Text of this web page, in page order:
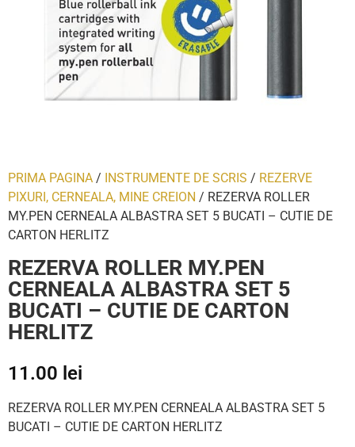
PRIMA PAGINA / INSTRUMENTE DE SCRIS / REZERVE
PIXURI, CERNEALA, MINE CREION / REZERVA ROLLER
MY.PEN CERNEALA ALBASTRA SET 5 BUCATI – CUTIE DE
CARTON HERLITZ
REZERVA ROLLER MY.PEN
CERNEALA ALBASTRA SET 5
BUCATI – CUTIE DE CARTON
HERLITZ
11.00 lei
REZERVA ROLLER MY.PEN CERNEALA ALBASTRA SET 5
BUCATI – CUTIE DE CARTON HERLITZ